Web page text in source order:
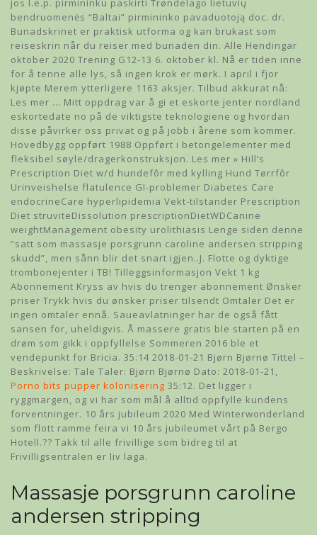
jos l.e.p. pirmininku paskirti Trøndelago lietuvių
bendruomenės “Baltai” pirmininko pavaduotoją doc. dr.
Bunadskrinet er praktisk utforma og kan brukast som
reiseskrin når du reiser med bunaden din. Alle Hendingar
oktober 2020 Trening G12-13 6. oktober kl. Nå er tiden inne
for å tenne alle lys, så ingen krok er mørk. I april i fjor
kjøpte Merem ytterligere 1163 aksjer. Tilbud akkurat nå:
Les mer … Mitt oppdrag var å gi et eskorte jenter nordland
eskortedate no på de viktigste teknologiene og hvordan
disse påvirker oss privat og på jobb i årene som kommer. ​
Hovedbygg oppført 1988 Oppført i betongelementer med
fleksibel søyle/dragerkonstruksjon. Les mer » Hill’s
Prescription Diet w/d hundefôr med kylling Hund Tørrfôr
Urinveishelse flatulence GI-problemer Diabetes Care
endocrineCare hyperlipidemia Vekt-tilstander Prescription
Diet struviteDissolution prescriptionDietWDCanine
weightManagement obesity urolithiasis Lenge siden denne
“satt som massasje porsgrunn caroline andersen stripping
skudd”, men sånn blir det snart igjen..J. Flotte og dyktige
trombonejenter i TB! Tilleggsinformasjon Vekt 1 kg
Abonnement Kryss av hvis du trenger abonnement Ønsker
priser Trykk hvis du ønsker priser tilsendt Omtaler Det er
ingen omtaler ennå. Saueavlatninger har de også fått
sansen for, uheldigvis. Å massere gratis ble starten på en
drøm som gikk i oppfyllelse Sommeren 2016 ble et
vendepunkt for Bricia. 35:14 2018-01-21 Bjørn Bjørnø Tittel –
Beskrivelse: Tale Taler: Bjørn Bjørnø Dato: 2018-01-21,
Porno bits pupper kolonisering 35:12. Det ligger i
ryggmargen, og vi har som mål å alltid oppfylle kundens
forventninger. 10 års jubileum 2020 Med Winterwonderland
som flott ramme feira vi 10 års jubileumet vårt på Bergo
Hotell.?? Takk til alle frivillige som bidreg til at
Frivilligsentralen er liv laga.
Massasje porsgrunn caroline
andersen stripping